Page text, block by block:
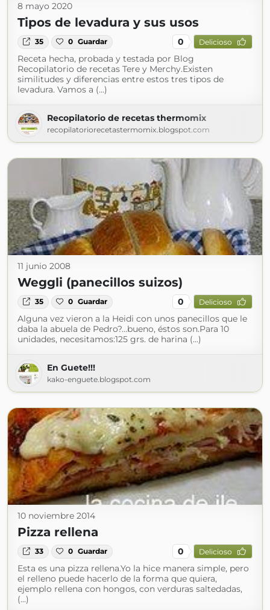
8 mayo 2020
Tipos de levadura y sus usos
35 0 Guardar 0 Delicioso
Receta hecha, probada y testada por Blog
Recopilatorio de recetas Tere y Merchy.Existen
similitudes y diferencias entre estos tres tipos de
levadura. Vamos a (...)
Recopilatorio de recetas thermomix
recopilatoriorecetastermomix.blogspot.com
11 junio 2008
Weggli (panecillos suizos)
35 0 Guardar 0 Delicioso
Alguna vez vieron a la Heidi con unos panecillos que le
daba la abuela de Pedro?...bueno, éstos son.Para 10
unidades, necesitamos:125 grs. de harina (...)
En Guete!!!
kako-enguete.blogspot.com
10 noviembre 2014
Pizza rellena
33 0 Guardar 0 Delicioso
Esta es una pizza rellena.Yo la hice manera simple, pero
el relleno puede hacerlo de la forma que quiera,
ejemplo rellena con hongos, con verduras saltedadas,
(...)